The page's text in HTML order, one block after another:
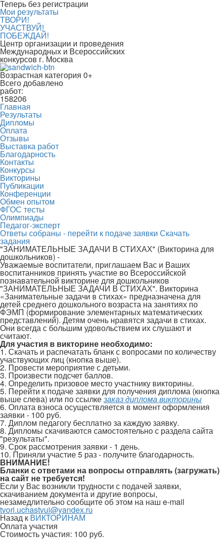
Теперь без регистрации
Мои результаты
ТВОРИ!
УЧАСТВУЙ!
ПОБЕЖДАЙ!
Центр организации и проведения
Международных и Всероссийских
конкурсов г. Москва
Возрастная категория 0+
Всего добавлено
работ:
158206
Главная
Результаты
Дипломы
Оплата
Отзывы
Выставка работ
Благодарность
Контакты
Конкурсы
Викторины
Публикации
Конференции
Обмен опытом
ФГОС тесты
Олимпиады
Педагог-эксперт
Ответы собраны - перейти к подаче заявки Скачать
задания
"ЗАНИМАТЕЛЬНЫЕ ЗАДАЧИ В СТИХАХ" (Викторина для
дошкольников) -
Уважаемые воспитатели, приглашаем Вас и Ваших
воспитанников принять участие во Всероссийской
познавательной викторине для дошкольников
"ЗАНИМАТЕЛЬНЫЕ ЗАДАЧИ В СТИХАХ". Викторина
«Занимательные задачи в стихах» предназначена для
детей среднего дошкольного возраста на занятиях по
ФЭМП (формирование элементарных математических
представлений). Детям очень нравятся задачи в стихах.
Они всегда с большим удовольствием их слушают и
считают.
Для участия в викторине необходимо:
1. Скачать и распечатать бланк с вопросами по количеству
участвующих лиц (кнопка выше).
2. Провести мероприятие с детьми.
3. Произвести подсчет баллов.
4. Определить призовое место участнику викторины.
5. Перейти к подаче заявки для получения диплома (кнопка
выше слева) или по ссылкезаказ диплома викторины
6. Оплата взноса осуществляется в момент оформления
заявки - 100 руб.
7. Диплом педагогу бесплатно за каждую заявку.
8. Дипломы скачиваются самостоятельно с раздела сайта
"результаты".
9. Срок рассмотрения заявки - 1 день.
10. Приняли участие 5 раз - получите благодарность.
ВНИМАНИЕ!
Бланки с ответами на вопросы отправлять (загружать)
на сайт не требуется!
Если у Вас возникли трудности с подачей заявки,
скачиванием документа и другие вопросы,
незамедлительно сообщите об этом на наш e-mail
tvori.uchastvui@yandex.ru
Назад кВИКТОРИНАМ
Оплата участия
Стоимость участия: 100 руб.